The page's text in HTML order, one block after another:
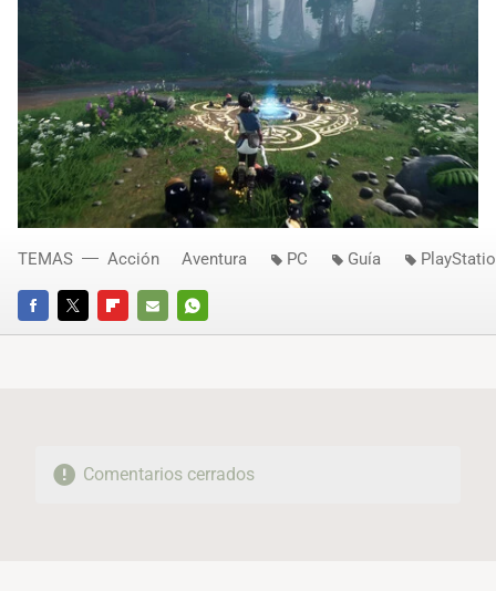
FACEBOOKTWITTERFLIPBOARD
E-
WHATSAPP
TEMAS Acción Aventura PC Guía
Comentarios cerrados